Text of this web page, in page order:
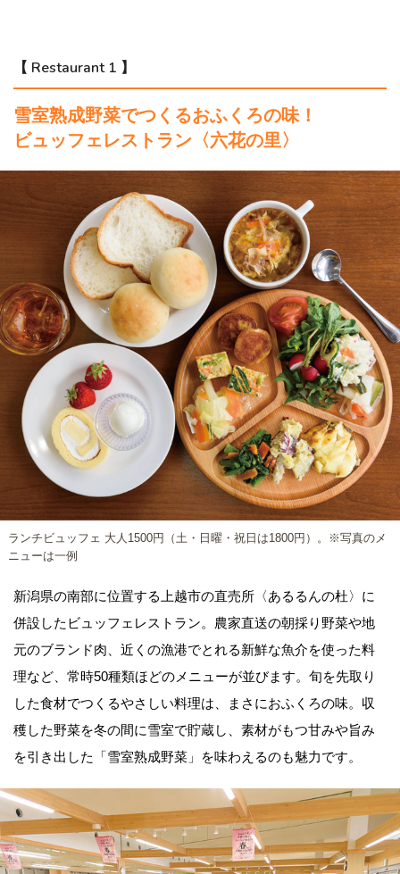
【 Restaurant 1 】
雪室熟成野菜でつくるおふくろの味！
ビュッフェレストラン〈六花の里〉
ランチビュッフェ 大人1500円（土・日曜・祝日は1800円）。※写真のメ
ニューは一例
新潟県の南部に位置する上越市の直売所〈あるるんの杜〉に
併設したビュッフェレストラン。農家直送の朝採り野菜や地
元のブランド肉、近くの漁港でとれる新鮮な魚介を使った料
理など、常時50種類ほどのメニューが並びます。旬を先取り
した食材でつくるやさしい料理は、まさにおふくろの味。収
穫した野菜を冬の間に雪室で貯蔵し、素材がもつ甘みや旨み
を引き出した「雪室熟成野菜」を味わえるのも魅力です。